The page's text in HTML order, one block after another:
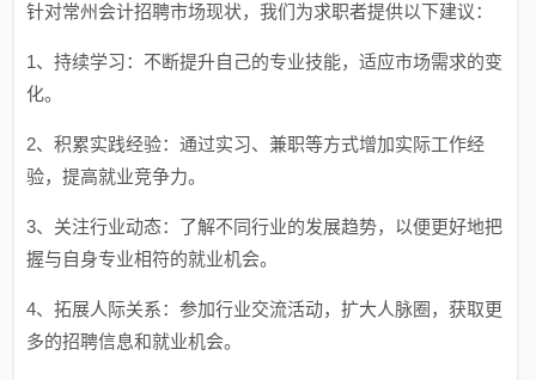
针对常州会计招聘市场现状，我们为求职者提供以下建议：
1、持续学习：不断提升自己的专业技能，适应市场需求的变
化。
2、积累实践经验：通过实习、兼职等方式增加实际工作经
验，提高就业竞争力。
3、关注行业动态：了解不同行业的发展趋势，以便更好地把
握与自身专业相符的就业机会。
4、拓展人际关系：参加行业交流活动，扩大人脉圈，获取更
多的招聘信息和就业机会。